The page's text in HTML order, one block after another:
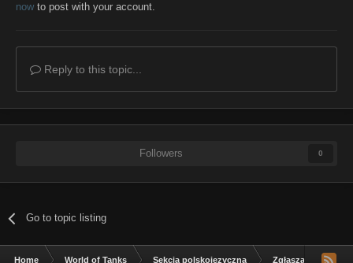
nowto post with your account.
Reply to this topic...
Followers 0
Go to topic listing
Home World of Tanks Sekcja polskojęzyczna Zgłaszanie